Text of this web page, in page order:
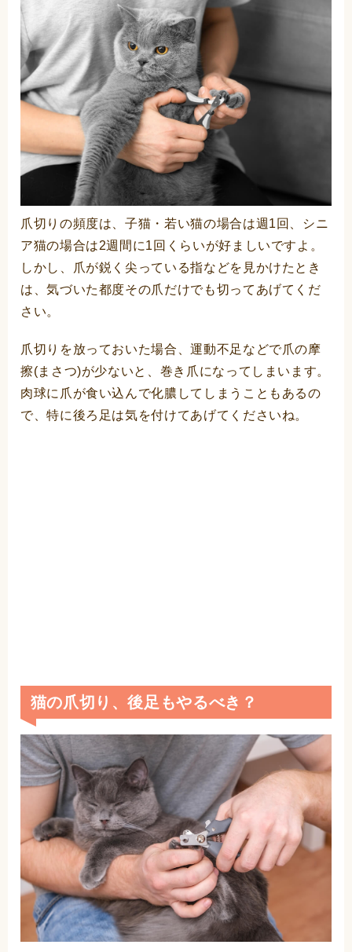
爪切りの頻度は、子猫・若い猫の場合は週1回、シニ
ア猫の場合は2週間に1回くらいが好ましいですよ。
しかし、爪が鋭く尖っている指などを見かけたとき
は、気づいた都度その爪だけでも切ってあげてくだ
さい。
爪切りを放っておいた場合、運動不足などで爪の摩
擦(まさつ)が少ないと、巻き爪になってしまいます。
肉球に爪が食い込んで化膿してしまうこともあるの
で、特に後ろ足は気を付けてあげてくださいね。
猫の爪切り、後足もやるべき？